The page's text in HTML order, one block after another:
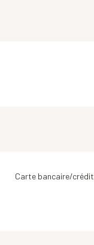
Carte bancaire/crédit